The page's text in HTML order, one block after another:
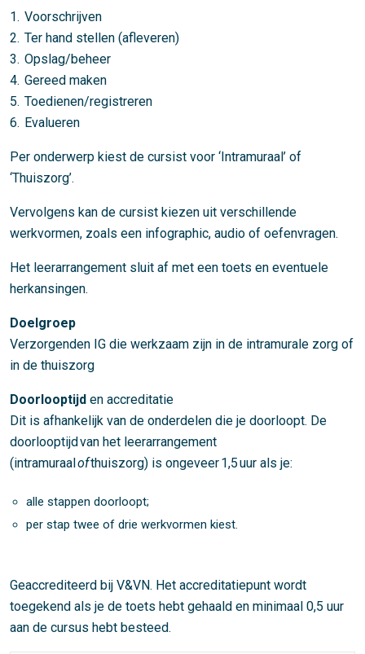
1. Voorschrijven
2. Ter hand stellen (afleveren)
3. Opslag/beheer
4. Gereed maken
5. Toedienen/registreren
6. Evalueren
Per onderwerp kiest de cursist voor ‘Intramuraal’ of
‘Thuiszorg’.
Vervolgens kan de cursist kiezen uit verschillende
werkvormen, zoals een infographic, audio of oefenvragen.
Het leerarrangement sluit af met een toets en eventuele
herkansingen.
Doelgroep
Verzorgenden IG die werkzaam zijn in de intramurale zorg of
in de thuiszorg
Doorlooptijd en accreditatie
Dit is afhankelijk van de onderdelen die je doorloopt. De
doorlooptijd van het leerarrangement
(intramuraal ofthuiszorg) is ongeveer 1,5 uur als je:
alle stappen doorloopt;
per stap twee of drie werkvormen kiest.
Geaccrediteerd bij V&VN. Het accreditatiepunt wordt
toegekend als je de toets hebt gehaald en minimaal 0,5 uur
aan de cursus hebt besteed.